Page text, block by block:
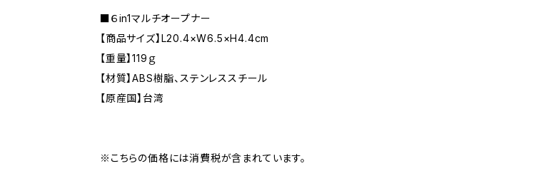
■６in1マルチオープナー
【商品サイズ】L20.4×W6.5×H4.4cm
【重量】119ｇ
【材質】ABS樹脂、ステンレススチール
【原産国】台湾
※こちらの価格には消費税が含まれています。